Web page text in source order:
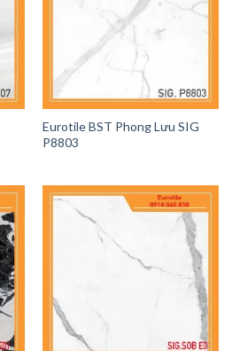
Eurotile BST Phong Lưu SIG
P8803